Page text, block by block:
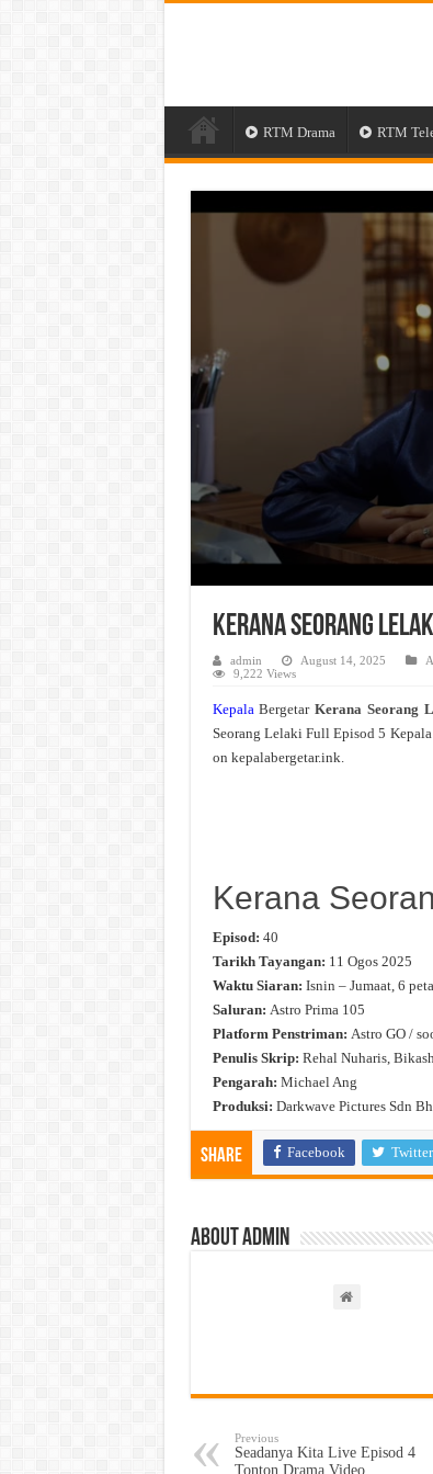
RTM Drama RTM
Kerana Seorang
admin August 14, 2025
9,222 Views
KepalaBergetarKerana Seorang
Seorang Lelaki Full Episod 5
on kepalabergetar.ink.
Kerana
Episod: 40
Tarikh Tayangan: 11 Ogos 2025
Waktu Siaran: Isnin – Jumaat, 6
Saluran: Astro Prima 105
Platform Penstriman: Astro GO /
Penulis Skrip: Rehal Nuharis,
Pengarah: Michael Ang
Produksi: Darkwave Pictures Sdn
Share Facebook Twitter
About admin
Previous
Seadanya Kita Live Episod 4
Tonton Drama Video